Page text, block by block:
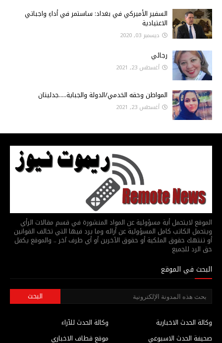
السفير الأميركي في بغداد: ساستمر في أداءِ واجباتي
الاعتيادية
ديسمبر 03, 2020
رجائي
أغسطس 23, 2021
المواطن وحقه الخدمي/الدولة والجباية.....جدليتان
أغسطس 23, 2021
الموقع لايتحمل أية مسؤولية عن المواد المنشورة في قسم مقالات الرأي
ويتحمل الكاتب كامل المسؤولية عن أرائه وما يرد فيها التي تخالف القوانين
أو تنتهك حقوق الملكية أو حقوق الآخرين أو أي طرف آخر .. والموقع يكفل
حق الرد للجميع
البحث في الموقع
وكالة الحدث للآراء
وكالة الحدث الاخبارية
موقع قطاف الاخباري
صحيفة الحدث الاسبوعي